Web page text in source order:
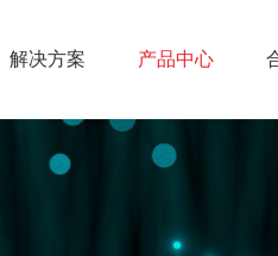
解决方案 产品中心